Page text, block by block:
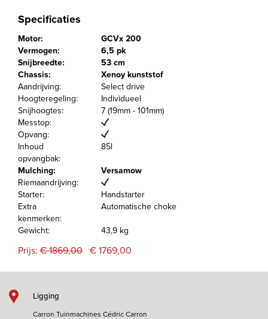
Specificaties
Motor:
GCVx 200
Vermogen:
6,5 pk
Snijbreedte:
53 cm
Chassis:
Xenoy kunststof
Aandrijving:
Select drive
Hoogteregeling:
Individueel
Snijhoogtes:
7 (19mm - 101mm)
Messtop:
Opvang:
Inhoud
opvangbak:
85l
Mulching:
Versamow
Riemaandrijving:
Starter:
Handstarter
Extra
kenmerken:
Automatische choke
Gewicht: 43,9 kg
Prijs: € 1869,00 € 1769,00
Ligging
Carron Tuinmachines Cédric Carron